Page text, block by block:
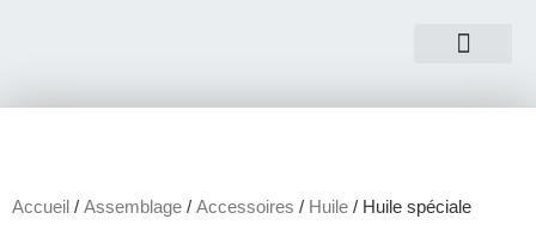
Accueil / Assemblage / Accessoires / Huile / Huile spéciale